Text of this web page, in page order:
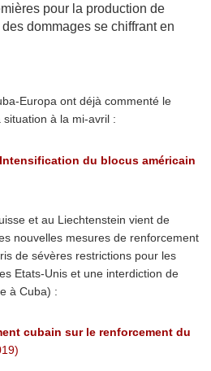
pour la production de
dommages se chiffrant en
Europa ont déjà commenté le
à la mi-avril :
du blocus américain
et au Liechtenstein vient de
nouvelles mesures de renforcement
de sévères restrictions pour les
Etats-Unis et une interdiction de
à Cuba) :
cubain sur le renforcement du